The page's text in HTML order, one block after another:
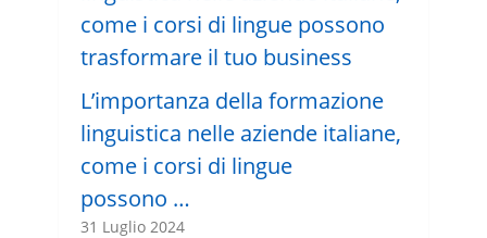
L’importanza della formazione
linguistica nelle aziende italiane,
come i corsi di lingue
possono …
31 Luglio 2024